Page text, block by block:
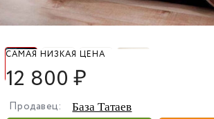
САМАЯ НИЗКАЯ ЦЕНА
12 800₽
Продавец: База Татаев